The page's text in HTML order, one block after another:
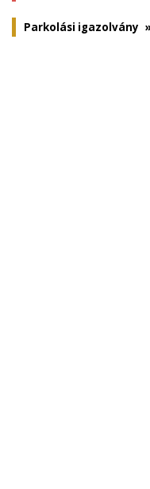
Parkolási igazolvány